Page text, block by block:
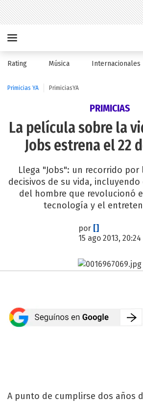
Rating Música Internacionales
Primicias YA PrimiciasYA
PRIMICIAS
La película sobre la
Jobs estrena el 22
Llega "Jobs": un recorrido
decisivos de su vida,
del hombre que revolucionó
tecnología y el
por []
15 ago 2013, 20:24
A punto de cumplirse dos años